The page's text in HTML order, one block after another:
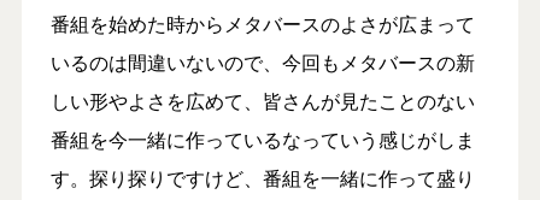
番組を始めた時からメタバースのよさが広まって
いるのは間違いないので、今回もメタバースの新
しい形やよさを広めて、皆さんが見たことのない
番組を今一緒に作っているなっていう感じがしま
す。探り探りですけど、番組を一緒に作って盛り